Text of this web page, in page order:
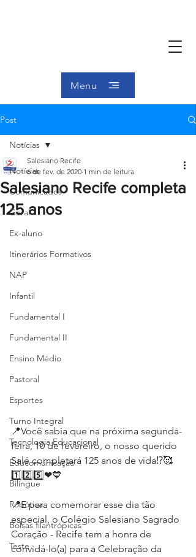
Menu
Post
Notícias
Comunicados
Geral
Ex-aluno
Itinerários Formativos
NAP
Infantil
Fundamental I
Fundamental II
Ensino Médio
Pastoral
Esportes
Turno Integral
Tecnologia Educacional
Educomunicação
Bilíngue
Robótica
Bolsas filantrópicas
Teste
Notícias
Salesiano Recife completa
125 anos
Salesiano Recife
6 de fev. de 2020 1 min de leitura
📍Você sabia que na próxima segunda-
feira, 10 de fevereiro, o nosso querido
Salé completará 125 anos de vida⁉️🥰
1️⃣2️⃣5️⃣❤💙
📍E para comemorar esse dia tão
especial, o Colégio Salesiano Sagrado
Coração - Recife tem a honra de
convidá-lo(a) para a Celebração da